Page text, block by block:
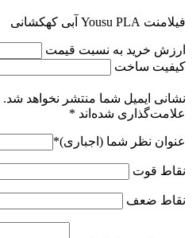
فیلامنت Yousu PLA آبی کهکشانی
ارزش خرید به نسبت قیمت
کیفیت ساخت
نشانی ایمیل شما منتشر نخواهد شد.
علامت‌گذاری شده‌اند *
عنوان نظر شما (اجباری)*
نقاط قوت
نقاط ضعف